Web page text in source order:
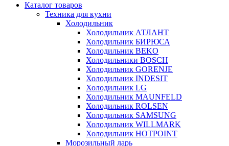
Каталог товаров
Техника для кухни
Холодильник
Холодильник АТЛАНТ
Холодильник БИРЮСА
Холодильник BEKO
Холодильники BOSCH
Холодильник GORENJE
Холодильник INDESIT
Холодильник LG
Холодильник MAUNFELD
Холодильник ROLSEN
Холодильник SAMSUNG
Холодильник WILLMARK
Холодильник HOTPOINT
Морозильный ларь